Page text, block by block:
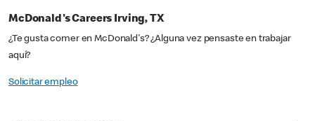
McDonald's Careers Irving, TX
¿Te gusta comer en McDonald's? ¿Alguna vez pensaste en trabajar
aquí?
Solicitar empleo